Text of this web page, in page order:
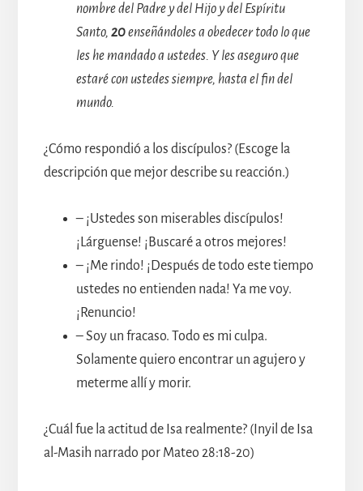
nombre del Padre y del Hijo y del Espíritu
Santo, 20enseñándoles a obedecer todo lo que
les he mandado a ustedes. Y les aseguro que
estaré con ustedes siempre, hasta el fin del
mundo.
¿Cómo respondió a los discípulos? (Escoge la
descripción que mejor describe su reacción.)
– ¡Ustedes son miserables discípulos!
¡Lárguense! ¡Buscaré a otros mejores!
– ¡Me rindo! ¡Después de todo este tiempo
ustedes no entienden nada! Ya me voy.
¡Renuncio!
– Soy un fracaso. Todo es mi culpa.
Solamente quiero encontrar un agujero y
meterme allí y morir.
¿Cuál fue la actitud de Isa realmente? (Inyil de Isa
al-Masih narrado por Mateo 28:18-20)